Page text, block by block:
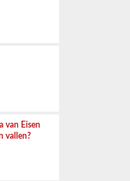
van Eisen
vallen?